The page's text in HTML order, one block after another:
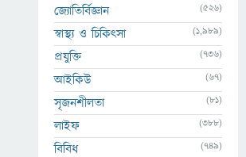
জ্যোতির্বিজ্ঞান (526)
স্বাস্থ্য ও চিকিৎসা (1,989)
প্রযুক্তি (736)
আইকিউ (67)
সৃজনশীলতা (81)
লাইফ (388)
বিবিধ (749)